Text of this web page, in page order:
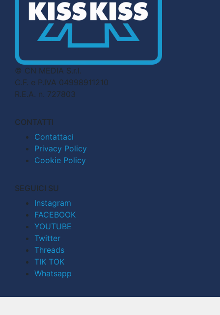
© CN MEDIA S.r.l.
C.F. e P.IVA 04998911210
R.E.A. n. 727803
CONTATTI
Contattaci
Privacy Policy
Cookie Policy
SEGUICI SU
Instagram
FACEBOOK
YOUTUBE
Twitter
Threads
TIK TOK
Whatsapp